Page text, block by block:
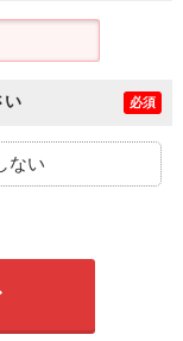
い 必須
ない